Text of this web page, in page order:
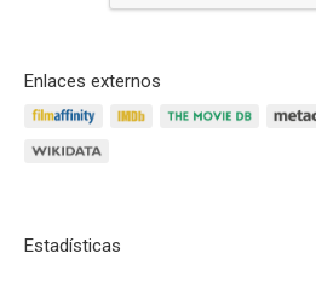
Enlaces externos
Estadísticas